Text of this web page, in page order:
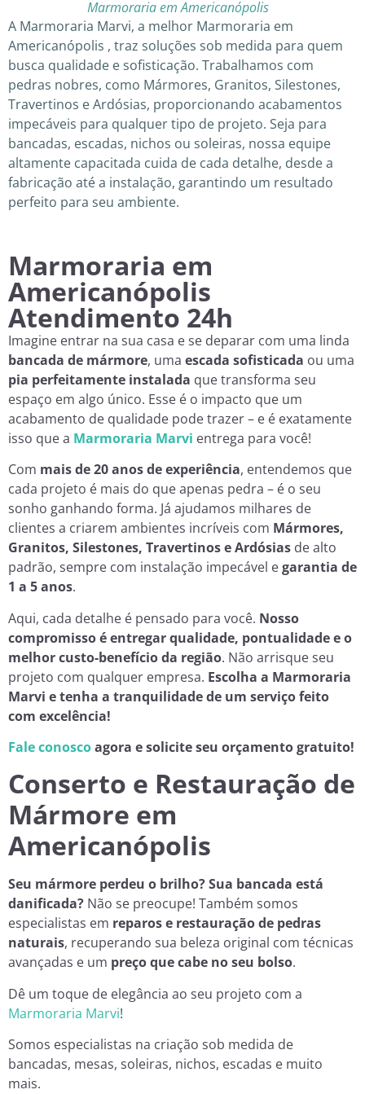
Marmoraria em Americanópolis
A Marmoraria Marvi, a melhor Marmoraria em
Americanópolis , traz soluções sob medida para quem
busca qualidade e sofisticação. Trabalhamos com
pedras nobres, como Mármores, Granitos, Silestones,
Travertinos e Ardósias, proporcionando acabamentos
impecáveis para qualquer tipo de projeto. Seja para
bancadas, escadas, nichos ou soleiras, nossa equipe
altamente capacitada cuida de cada detalhe, desde a
fabricação até a instalação, garantindo um resultado
perfeito para seu ambiente.
Marmoraria em
Americanópolis
Atendimento 24h
Imagine entrar na sua casa e se deparar com uma linda
bancada de mármore, uma escada sofisticada ou uma
pia perfeitamente instalada que transforma seu
espaço em algo único. Esse é o impacto que um
acabamento de qualidade pode trazer – e é exatamente
isso que a Marmoraria Marvi entrega para você!
Com mais de 20 anos de experiência, entendemos que
cada projeto é mais do que apenas pedra – é o seu
sonho ganhando forma. Já ajudamos milhares de
clientes a criarem ambientes incríveis com Mármores,
Granitos, Silestones, Travertinos e Ardósias de alto
padrão, sempre com instalação impecável egarantia de
1 a 5 anos.
Aqui, cada detalhe é pensado para você. Nosso
compromisso é entregar qualidade, pontualidade e o
melhor custo-benefício da região. Não arrisque seu
projeto com qualquer empresa. Escolha a Marmoraria
Marvi e tenha a tranquilidade de um serviço feito
com excelência!
Fale conoscoagora e solicite seu orçamento gratuito!
Conserto e Restauração de
Mármore em
Americanópolis
Seu mármore perdeu o brilho? Sua bancada está
danificada? Não se preocupe! Também somos
especialistas em reparos e restauração de pedras
naturais, recuperando sua beleza original com técnicas
avançadas e um preço que cabe no seu bolso.
Dê um toque de elegância ao seu projeto com a
Marmoraria Marvi!
Somos especialistas na criação sob medida de
bancadas, mesas, soleiras, nichos, escadas e muito
mais.